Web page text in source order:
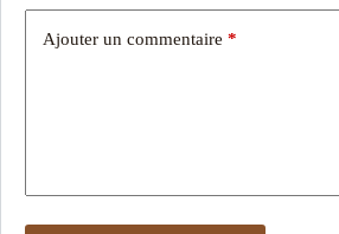
Ajouter un commentaire *